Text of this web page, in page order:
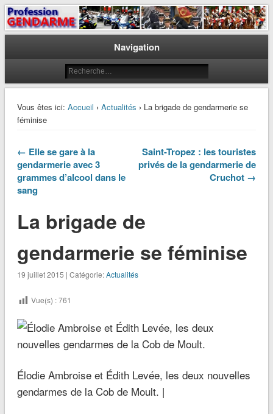
Profession Gendarme
Le journal des gendarmes
Navigation
Vous êtes ici: Accueil › Actualités › La brigade de gendarmerie se
féminise
← Elle se gare à la
gendarmerie avec 3
grammes d’alcool dans le
sang
Saint-Tropez : les touristes
privés de la gendarmerie de
Cruchot →
La brigade de
gendarmerie se féminise
19 juillet 2015 | Catégorie:Actualités
Vue(s) :761
Élodie Ambroise et Édith Levée, les deux nouvelles
gendarmes de la Cob de Moult. |